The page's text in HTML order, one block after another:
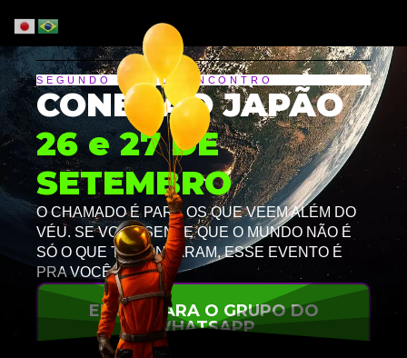
SEGUNDO GRANDE ENCONTRO
CONEXÃO JAPÃO
26 e 27 DE
SETEMBRO
O CHAMADO É PARA OS QUE VEEM ALÉM DO
VÉU. SE VOCÊ SENTE QUE O MUNDO NÃO É
SÓ O QUE TE CONTARAM, ESSE EVENTO É
PRA VOCÊ.
ENTRE PARA O GRUPO DO
WHATSAPP